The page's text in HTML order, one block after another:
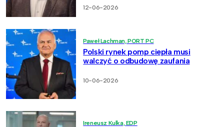
12-06-2026
Paweł Lachman, PORT PC
Polski rynek pomp ciepła musi
walczyć o odbudowę zaufania
10-06-2026
Ireneusz Kulka, EDP